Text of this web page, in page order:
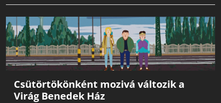
Csütörtökönként mozivá változik a
Virág Benedek Ház